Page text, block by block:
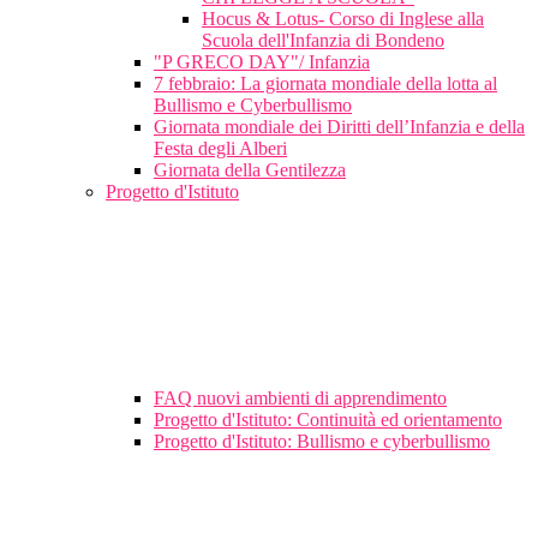
Hocus & Lotus- Corso di Inglese alla
Scuola dell'Infanzia di Bondeno
"P GRECO DAY"/ Infanzia
7 febbraio: La giornata mondiale della lotta al
Bullismo e Cyberbullismo
Giornata mondiale dei Diritti dell’Infanzia e della
Festa degli Alberi
Giornata della Gentilezza
Progetto d'Istituto
FAQ nuovi ambienti di apprendimento
Progetto d'Istituto: Continuità ed orientamento
Progetto d'Istituto: Bullismo e cyberbullismo